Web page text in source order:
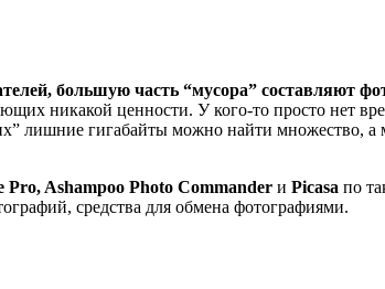
большую часть “мусора” составляют
никакой ценности. У кого-то просто нет
лишние гигабайты можно найти множество,
Pro, Ashampoo Photo Commander и Picasa по
средства для обмена фотографиями.